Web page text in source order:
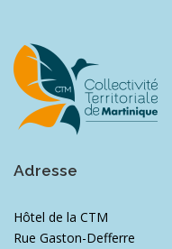
Adresse
Hôtel de la CTM
Rue Gaston-Defferre